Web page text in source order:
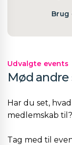
Brug
Udvalgte events
Mød
Har du set,
medlemskab til?
Tag med til